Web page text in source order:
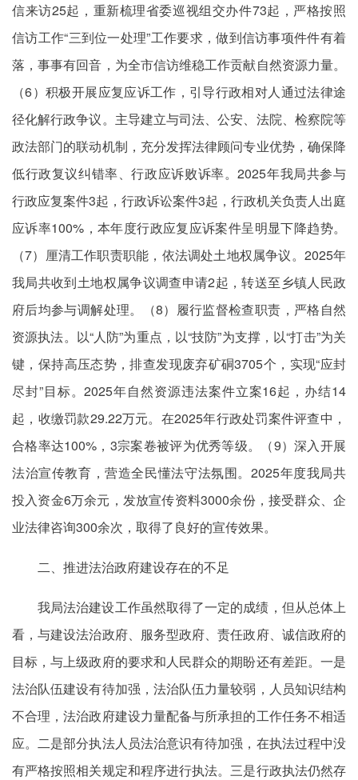
信来访25起，重新梳理省委巡视组交办件73起，严格按照
信访工作“三到位一处理”工作要求，做到信访事项件件有着
落，事事有回音，为全市信访维稳工作贡献自然资源力量。
（6）积极开展应复应诉工作，引导行政相对人通过法律途
径化解行政争议。主导建立与司法、公安、法院、检察院等
政法部门的联动机制，充分发挥法律顾问专业优势，确保降
低行政复议纠错率、行政应诉败诉率。2025年我局共参与
行政应复案件3起，行政诉讼案件3起，行政机关负责人出庭
应诉率100%，本年度行政应复应诉案件呈明显下降趋势。
（7）厘清工作职责职能，依法调处土地权属争议。2025年
我局共收到土地权属争议调查申请2起，转送至乡镇人民政
府后均参与调解处理。（8）履行监督检查职责，严格自然
资源执法。以“人防”为重点，以“技防”为支撑，以“打击”为关
键，保持高压态势，排查发现废弃矿硐3705个，实现“应封
尽封”目标。2025年自然资源违法案件立案16起，办结14
起，收缴罚款29.22万元。在2025年行政处罚案件评查中，
合格率达100%，3宗案卷被评为优秀等级。（9）深入开展
法治宣传教育，营造全民懂法守法氛围。2025年度我局共
投入资金6万余元，发放宣传资料3000余份，接受群众、企
业法律咨询300余次，取得了良好的宣传效果。
二、推进法治政府建设存在的不足
我局法治建设工作虽然取得了一定的成绩，但从总体上
看，与建设法治政府、服务型政府、责任政府、诚信政府的
目标，与上级政府的要求和人民群众的期盼还有差距。一是
法治队伍建设有待加强，法治队伍力量较弱，人员知识结构
不合理，法治政府建设力量配备与所承担的工作任务不相适
应。二是部分执法人员法治意识有待加强，在执法过程中没
有严格按照相关规定和程序进行执法。三是行政执法仍然存